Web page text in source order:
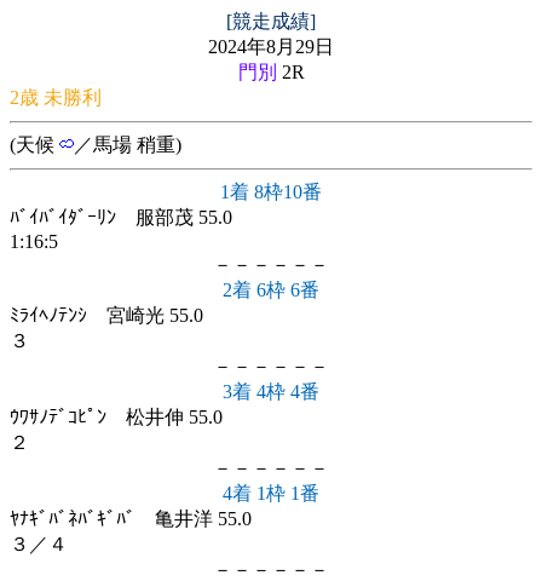
[競走成績]
2024年8月29日
門別 2R
2歳 未勝利
(天候 ／馬場 稍重)
1着 8枠10番
ﾊﾞｲﾊﾞｲﾀﾞｰﾘﾝ 服部茂 55.0
1:16:5
－－－－－－
2着 6枠 6番
ﾐﾗｲﾍﾉﾃﾝｼ 宮崎光 55.0
３
－－－－－－
3着 4枠 4番
ｳﾜｻﾉﾃﾞｺﾋﾟﾝ 松井伸 55.0
２
－－－－－－
4着 1枠 1番
ﾔﾅｷﾞﾊﾞﾈﾊﾞｷﾞﾊﾞ 亀井洋 55.0
３／４
－－－－－－